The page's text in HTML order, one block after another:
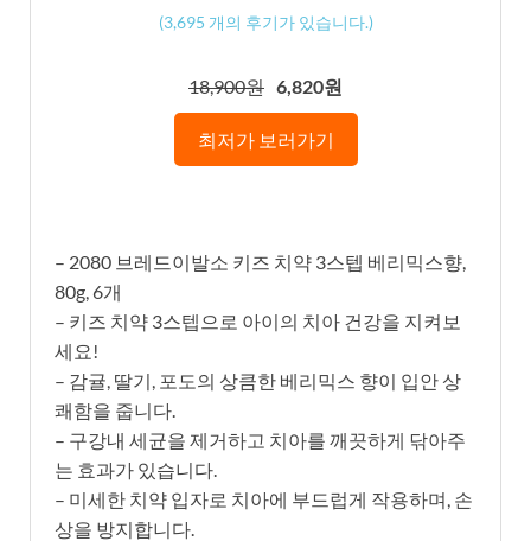
(3,695 개의 후기가 있습니다.)
18,900원 6,820원
최저가 보러가기
– 2080 브레드이발소 키즈 치약 3스텝 베리믹스향,
80g, 6개
– 키즈 치약 3스텝으로 아이의 치아 건강을 지켜보
세요!
– 감귤, 딸기, 포도의 상큼한 베리믹스 향이 입안 상
쾌함을 줍니다.
– 구강내 세균을 제거하고 치아를 깨끗하게 닦아주
는 효과가 있습니다.
– 미세한 치약 입자로 치아에 부드럽게 작용하며, 손
상을 방지합니다.